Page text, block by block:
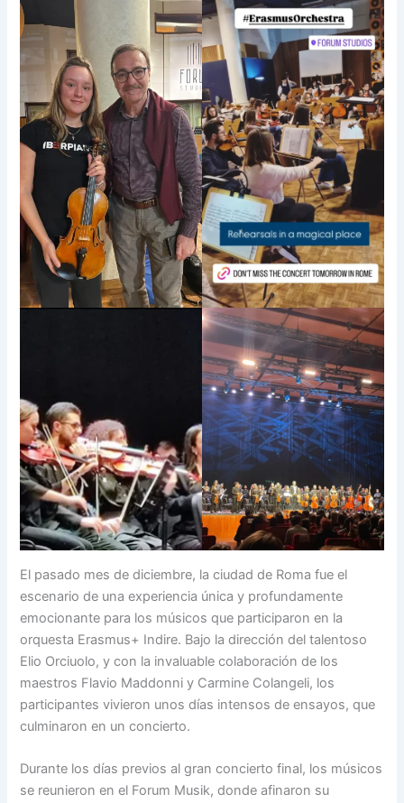
El pasado mes de diciembre, la ciudad de Roma fue el
escenario de una experiencia única y profundamente
emocionante para los músicos que participaron en la
orquesta Erasmus+ Indire. Bajo la dirección del talentoso
Elio Orciuolo, y con la invaluable colaboración de los
maestros Flavio Maddonni y Carmine Colangeli, los
participantes vivieron unos días intensos de ensayos, que
culminaron en un concierto.
Durante los días previos al gran concierto final, los músicos
se reunieron en el Forum Musik, donde afinaron su